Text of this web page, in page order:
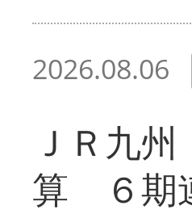
2026.08.06
ＪＲ九
算 ６期